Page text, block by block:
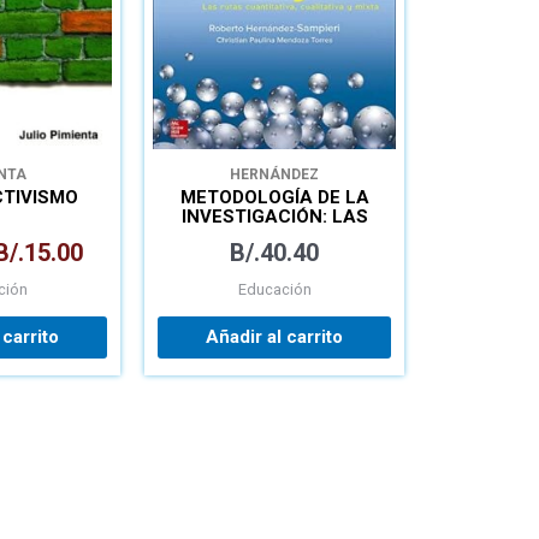
.15.00
HERNÁNDEZ
METODOLOGÍA DE LA
INVESTIGACIÓN: LAS
CUALITATIVA Y MIXTA
B/.40.40
Educación
Añadir al carrito